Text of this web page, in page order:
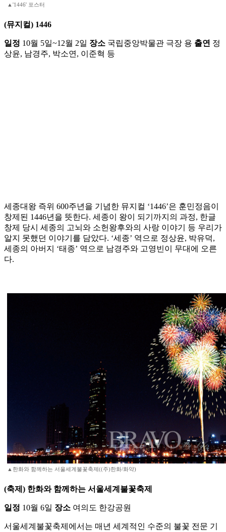
▲'1446' 포스터
(뮤지컬) 1446
일정 10월 5일~12월 2일 장소 국립중앙박물관 극장 용 출연 정
상윤, 남경주, 박소연, 이준혁 등
세종대왕 즉위 600주년을 기념한 뮤지컬 ‘1446’은 훈민정음이
창제된 1446년을 뜻한다. 세종이 왕이 되기까지의 과정, 한글
창제 당시 세종의 고뇌와 소헌왕후와의 사랑 이야기 등 우리가
알지 못했던 이야기를 담았다. ‘세종’ 역으로 정상윤, 박유덕,
세종의 아버지 ‘태종’ 역으로 남경주와 고영빈이 무대에 오른
다.
▲한화와 함께하는 서울세계불꽃축제((주)한화/화약)
(축제) 한화와 함께하는 서울세계불꽃축제
일정 10월 6일 장소 여의도 한강공원
서울세계불꽃축제에서는 매년 세계적인 수준의 불꽃 전문 기